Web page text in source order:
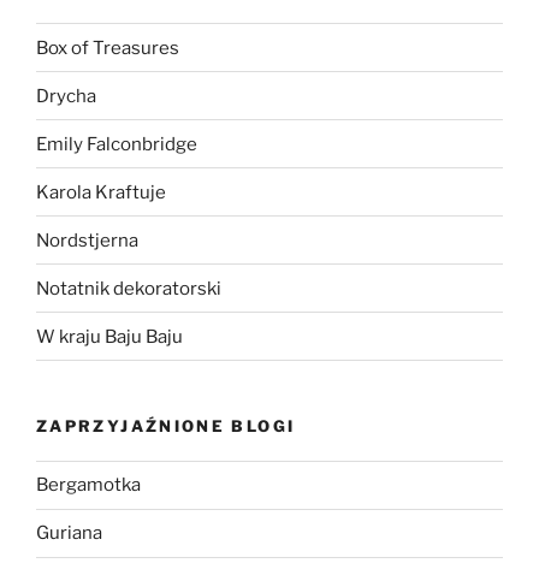
Box of Treasures
Drycha
Emily Falconbridge
Karola Kraftuje
Nordstjerna
Notatnik dekoratorski
W kraju Baju Baju
ZAPRZYJAŹNIONE BLOGI
Bergamotka
Guriana